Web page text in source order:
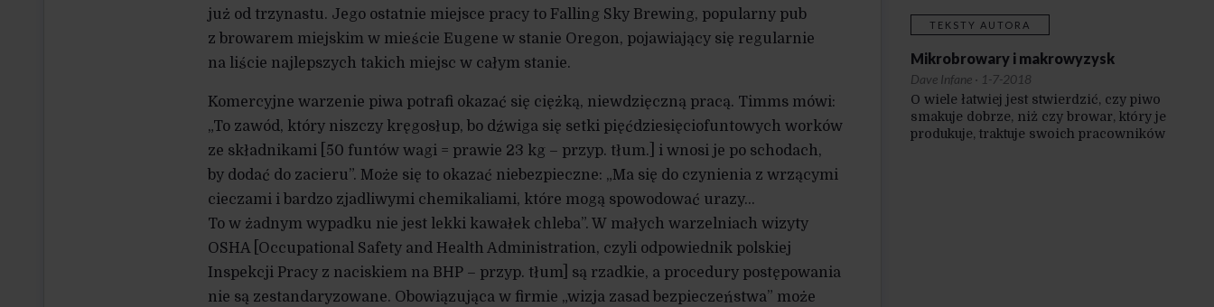
już od trzynastu. Jego ostatnie miejsce pracy to Falling Sky Brewing, popularny pub
z browarem miejskim w mieście Eugene w stanie Oregon, pojawiający się regularnie
na liście najlepszych takich miejsc w całym stanie.
Komercyjne warzenie piwa potrafi okazać się ciężką, niewdzięczną pracą. Timms mówi:
„To zawód, który niszczy kręgosłup, bo dźwiga się setki pięćdziesięciofuntowych worków
ze składnikami [50 funtów wagi = prawie 23 kg – przyp. tłum.] i wnosi je po schodach,
by dodać do zacieru”. Może się to okazać niebezpieczne: „Ma się do czynienia z wrzącymi
cieczami i bardzo zjadliwymi chemikaliami, które mogą spowodować urazy…
To w żadnym wypadku nie jest lekki kawałek chleba”. W małych warzelniach wizyty
OSHA [Occupational Safety and Health Administration, czyli odpowiednik polskiej
Inspekcji Pracy z naciskiem na BHP – przyp. tłum] są rzadkie, a procedury postępowania
nie są zestandaryzowane. Obowiązująca w firmie „wizja zasad bezpieczeństwa” może
TEKSTY AUTORA
Mikrobrowary i makrowyzysk
Dave Infane · 1-7-2018
O wiele łatwiej jest stwierdzić, czy piwo
smakuje dobrze, niż czy browar, który je
produkuje, traktuje swoich pracowników